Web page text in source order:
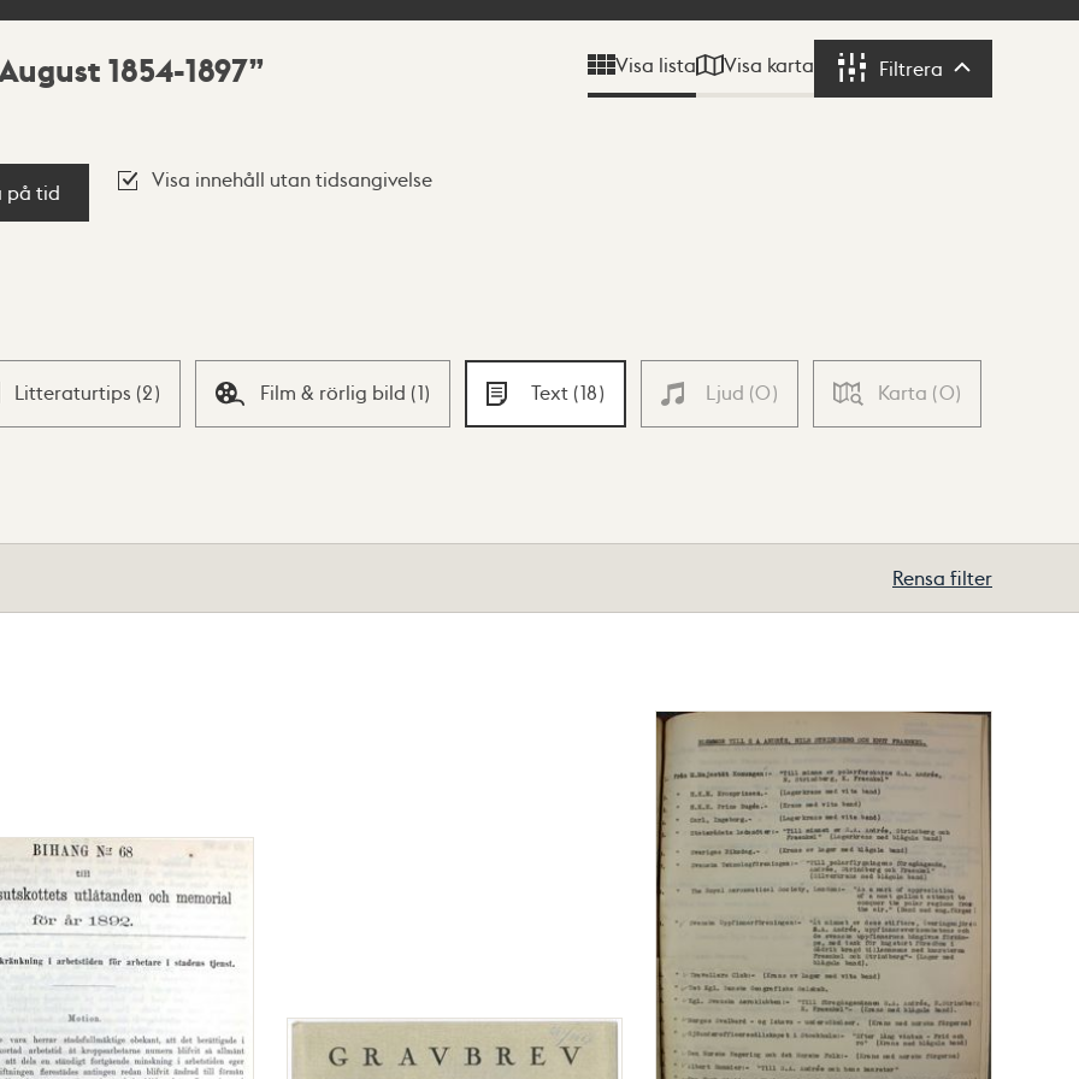
1854-1897 Visa lista Visa karta Filtrera Filtrera
på tid
Visa innehåll utan tidsangivelse
Litteraturtips (2) Film & rörlig bild (1) Text (18) Ljud (0) Karta (0)
Rensa filter